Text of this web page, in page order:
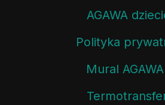
AGAWA
Polityka
Mural